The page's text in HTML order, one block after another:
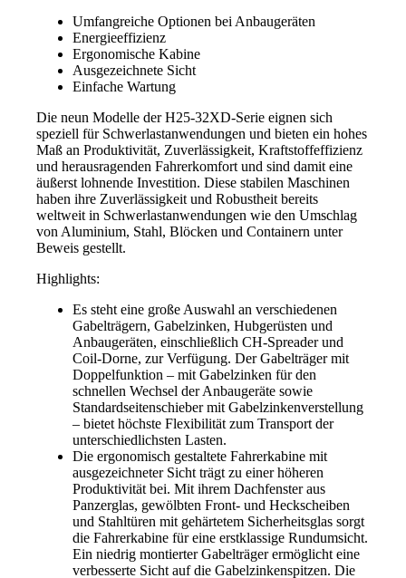
Umfangreiche Optionen bei Anbaugeräten
Energieeffizienz
Ergonomische Kabine
Ausgezeichnete Sicht
Einfache Wartung
Die neun Modelle der H25-32XD-Serie eignen sich
speziell für Schwerlastanwendungen und bieten ein hohes
Maß an Produktivität, Zuverlässigkeit, Kraftstoffeffizienz
und herausragenden Fahrerkomfort und sind damit eine
äußerst lohnende Investition. Diese stabilen Maschinen
haben ihre Zuverlässigkeit und Robustheit bereits
weltweit in Schwerlastanwendungen wie den Umschlag
von Aluminium, Stahl, Blöcken und Containern unter
Beweis gestellt.
Highlights:
Es steht eine große Auswahl an verschiedenen
Gabelträgern, Gabelzinken, Hubgerüsten und
Anbaugeräten, einschließlich CH-Spreader und
Coil-Dorne, zur Verfügung. Der Gabelträger mit
Doppelfunktion – mit Gabelzinken für den
schnellen Wechsel der Anbaugeräte sowie
Standardseitenschieber mit Gabelzinkenverstellung
– bietet höchste Flexibilität zum Transport der
unterschiedlichsten Lasten.
Die ergonomisch gestaltete Fahrerkabine mit
ausgezeichneter Sicht trägt zu einer höheren
Produktivität bei. Mit ihrem Dachfenster aus
Panzerglas, gewölbten Front- und Heckscheiben
und Stahltüren mit gehärtetem Sicherheitsglas sorgt
die Fahrerkabine für eine erstklassige Rundumsicht.
Ein niedrig montierter Gabelträger ermöglicht eine
verbesserte Sicht auf die Gabelzinkenspitzen. Die